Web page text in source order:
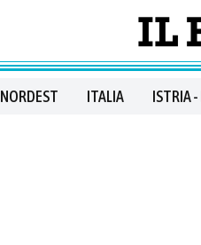
NORDEST ITALIA ISTRIA